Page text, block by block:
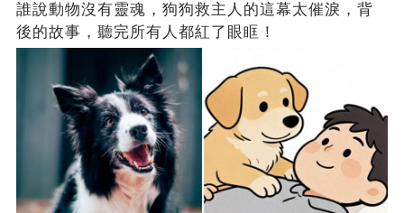
誰說動物沒有靈魂，狗狗救主人的這幕太催淚，背
後的故事，聽完所有人都紅了眼眶！